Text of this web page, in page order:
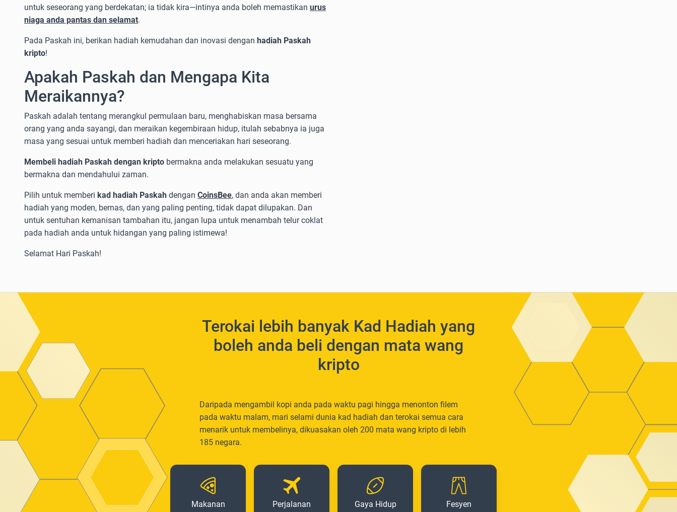
untuk seseorang yang berdekatan; ia tidak kira—intinya anda boleh memastikan urus
niaga anda pantas dan selamat.
Pada Paskah ini, berikan hadiah kemudahan dan inovasi dengan hadiah Paskah
kripto!
Apakah Paskah dan Mengapa Kita
Meraikannya?
Paskah adalah tentang merangkul permulaan baru, menghabiskan masa bersama
orang yang anda sayangi, dan meraikan kegembiraan hidup, itulah sebabnya ia juga
masa yang sesuai untuk memberi hadiah dan menceriakan hari seseorang.
Membeli hadiah Paskah dengan kripto bermakna anda melakukan sesuatu yang
bermakna dan mendahului zaman.
Pilih untuk memberi kad hadiah Paskah dengan CoinsBee, dan anda akan memberi
hadiah yang moden, bernas, dan yang paling penting, tidak dapat dilupakan. Dan
untuk sentuhan kemanisan tambahan itu, jangan lupa untuk menambah telur coklat
pada hadiah anda untuk hidangan yang paling istimewa!
Selamat Hari Paskah!
Terokai lebih banyak Kad Hadiah yang
boleh anda beli dengan mata wang
kripto
Daripada mengambil kopi anda pada waktu pagi hingga menonton filem
pada waktu malam, mari selami dunia kad hadiah dan terokai semua cara
menarik untuk membelinya, dikuasakan oleh 200 mata wang kripto di lebih
185 negara.
Makanan Perjalanan Gaya Hidup Fesyen